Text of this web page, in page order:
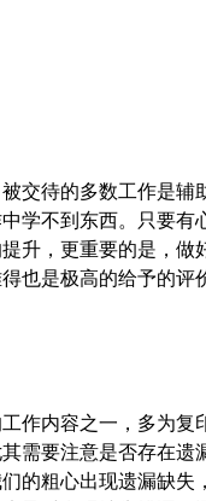
交待的多数工作是
学不到东西。只要有
升，更重要的是，
也是极高的给予的
作内容之一，多为
需要注意是否存在
的粗心出现遗漏缺